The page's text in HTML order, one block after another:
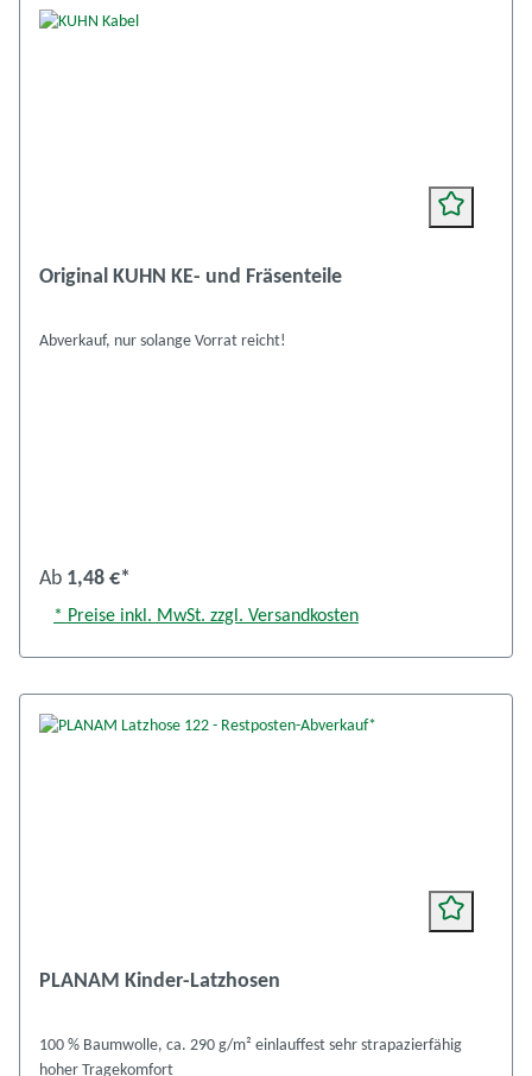
Original KUHN KE- und Fräsenteile
Abverkauf, nur solange Vorrat reicht!
Ab 1,48 €*
* Preise inkl. MwSt. zzgl. Versandkosten
PLANAM Kinder-Latzhosen
100 % Baumwolle, ca. 290 g/m² einlauffest sehr strapazierfähig
hoher Tragekomfort